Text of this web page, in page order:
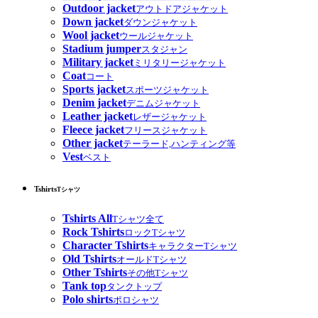
Outdoor jacketアウトドアジャケット
Down jacketダウンジャケット
Wool jacketウールジャケット
Stadium jumperスタジャン
Military jacketミリタリージャケット
Coatコート
Sports jacketスポーツジャケット
Denim jacketデニムジャケット
Leather jacketレザージャケット
Fleece jacketフリースジャケット
Other jacketテーラード,ハンティング等
Vestベスト
TshirtsTシャツ
Tshirts AllTシャツ全て
Rock TshirtsロックTシャツ
Character TshirtsキャラクターTシャツ
Old TshirtsオールドTシャツ
Other Tshirtsその他Tシャツ
Tank topタンクトップ
Polo shirtsポロシャツ